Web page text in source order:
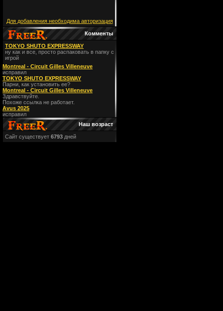
Для добавления необходима авторизация
Комменты
TOKYO SHUTO EXPRESSWAY
ну как и все, просто распаковать в папку с
игрой
Montreal - Circuit Gilles Villeneuve
исправил
TOKYO SHUTO EXPRESSWAY
Парни, как установить ее?
Montreal - Circuit Gilles Villeneuve
Здравствуйте.
Похоже ссылка не работает.
Avus 2025
исправил
Наш возраст
Сайт существует 6793 дней